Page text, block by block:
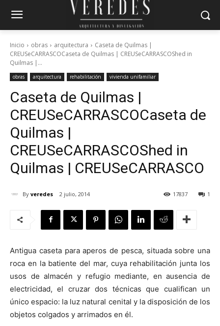
Inicio obras arquitectura
Caseta de Quilmas |
CREUSeCARRASCOCaseta de Quilmas | CREUSeCARRASCOShed in
Quilmas |...
obras arquitectura rehabilitación vivienda unifamiliar
Caseta de Quilmas |
CREUSeCARRASCOCaseta de
Quilmas |
CREUSeCARRASCOShed in
Quilmas | CREUSeCARRASCO
By veredes 2 julio, 2014 1
17837
Antigua caseta para aperos de pesca, situada sobre una
roca en la batiente del mar, cuya rehabilitación junta los
usos de almacén y refugio mediante, en ausencia de
electricidad, el cruzar dos técnicas que cualifican un
único espacio: la luz natural cenital y la disposición de los
objetos colgados y arrimados en él.